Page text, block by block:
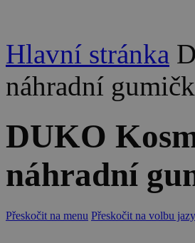
Hlavní stránka
náhradní
DUKO
náhradní
Přeskočit na menu Přeskočit na volbu